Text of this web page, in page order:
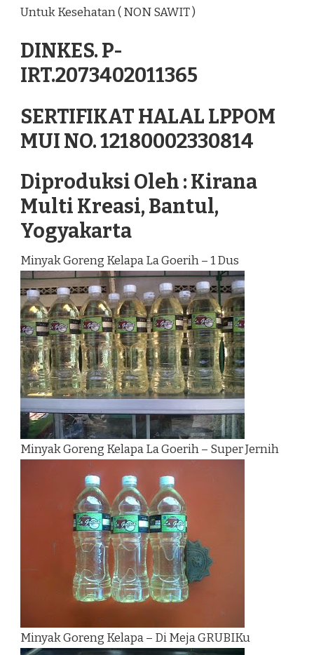
Untuk Kesehatan ( NON SAWIT )
DINKES. P-
IRT.2073402011365
SERTIFIKAT HALAL LPPOM
MUI NO. 12180002330814
Diproduksi Oleh : Kirana
Multi Kreasi, Bantul,
Yogyakarta
Minyak Goreng Kelapa La Goerih – 1 Dus
Minyak Goreng Kelapa La Goerih – Super Jernih
Minyak Goreng Kelapa – Di Meja GRUBIKu